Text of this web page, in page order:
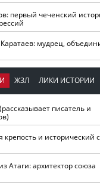
первый чеченский
мудрец,
ЖЗЛ ЛИКИ ИСТОРИИ
писатель и
крепость и исторический
Атаги: архитектор союза